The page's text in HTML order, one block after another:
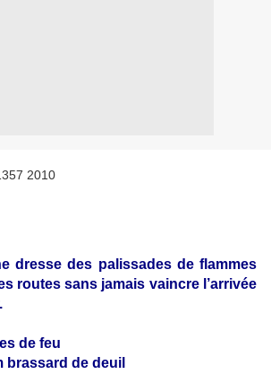
dresse des palissades de flammes
routes sans jamais vaincre l’arrivée
de feu
brassard de deuil